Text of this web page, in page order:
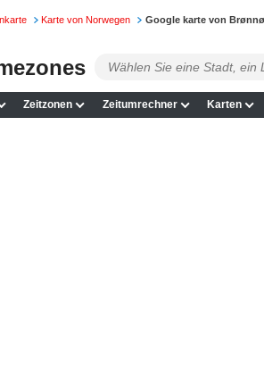
Karte von Norwegen Google karte von
Zeitzonen Zeitumrechner Karten